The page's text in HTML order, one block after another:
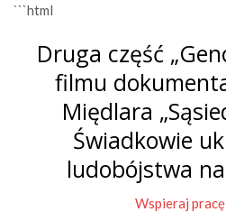
```html
Druga część
filmu
Międlara
Świadkowie
ludobójstwa
Wspieraj